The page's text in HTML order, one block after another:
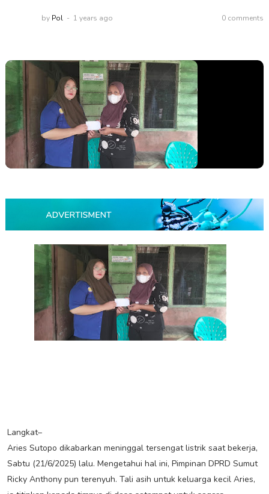
by Pol 1 years ago 0 comments
Langkat–
Aries Sutopo dikabarkan meninggal tersengat listrik saat bekerja,
Sabtu (21/6/2025) lalu. Mengetahui hal ini, Pimpinan DPRD Sumut
Ricky Anthony pun terenyuh. Tali asih untuk keluarga kecil Aries,